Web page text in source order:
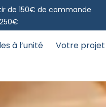
de 150€ de commande
à l’unité Votre projet